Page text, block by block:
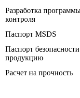
Разработка
контроля
Паспорт MSDS
Паспорт
продукцию
Расчет на прочность